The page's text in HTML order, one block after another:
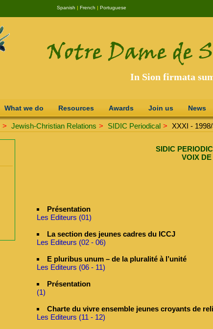
Spanish | French | Portuguese
In Sion firmata
What we do Resources Awards Join us News
> Jewish-Christian Relations > SIDIC Periodical > XXXI -
SIDIC
VOIX
Présentation
Les Editeurs (01)
La section des jeunes cadres du ICCJ
Les Editeurs (02 - 06)
E pluribus unum – de la pluralité à l’unité
Les Editeurs (06 - 11)
Présentation
(1)
Charte du vivre ensemble jeunes croyants de
Les Editeurs (11 - 12)